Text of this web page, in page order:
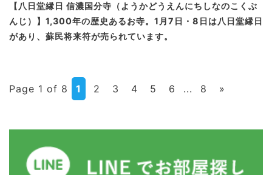
【八日堂縁日 信濃国分寺（ようかどうえんにちしなのこくぶ
んじ）】1,300年の歴史あるお寺。1月7日・8日は八日堂縁日
があり、蘇民将来符が売られています。
Page 1 of 8 1 2 3 4 5 6 ... 8 »